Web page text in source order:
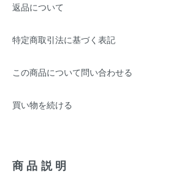
返品について
特定商取引法に基づく表記
この商品について問い合わせる
買い物を続ける
商品説明